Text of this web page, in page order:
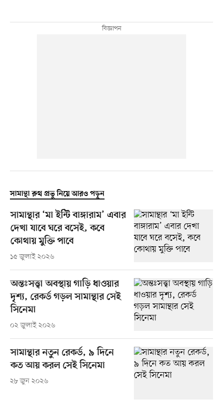
সামান্থা রুথ প্রভু নিয়ে আরও পড়ুন
সামান্থার ‘মা ইন্টি বাঙ্গারাম’ এবার
দেখা যাবে ঘরে বসেই, কবে
কোথায় মুক্তি পাবে
১৫ জুলাই ২০২৬
অন্তঃসত্ত্বা অবস্থায় গাড়ি ধাওয়ার
দৃশ্য, রেকর্ড গড়ল সামান্থার সেই
সিনেমা
০২ জুলাই ২০২৬
সামান্থার নতুন রেকর্ড, ৯ দিনে
কত আয় করল সেই সিনেমা
২৮ জুন ২০২৬